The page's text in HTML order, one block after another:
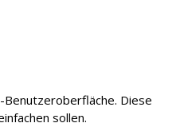
Diese
sollen.